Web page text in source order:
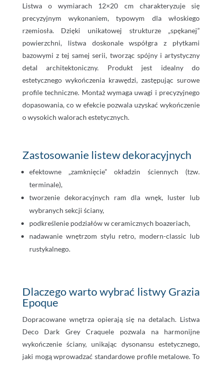
Listwa o wymiarach 12×20 cm charakteryzuje się
precyzyjnym wykonaniem, typowym dla włoskiego
rzemiosła. Dzięki unikatowej strukturze „spękanej”
powierzchni, listwa doskonale współgra z płytkami
bazowymi z tej samej serii, tworząc spójny i artystyczny
detal architektoniczny. Produkt jest idealny do
estetycznego wykończenia krawędzi, zastępując surowe
profile techniczne. Montaż wymaga uwagi i precyzyjnego
dopasowania, co w efekcie pozwala uzyskać wykończenie
o wysokich walorach estetycznych.
Zastosowanie listew dekoracyjnych
efektowne „zamknięcie” okładzin ściennych (tzw.
terminale),
tworzenie dekoracyjnych ram dla wnęk, luster lub
wybranych sekcji ściany,
podkreślenie podziałów w ceramicznych boazeriach,
nadawanie wnętrzom stylu retro, modern-classic lub
rustykalnego.
Dlaczego warto wybrać listwy Grazia
Epoque
Dopracowane wnętrza opierają się na detalach. Listwa
Deco Dark Grey Craquele pozwala na harmonijne
wykończenie ściany, unikając dysonansu estetycznego,
jaki mogą wprowadzać standardowe profile metalowe. To